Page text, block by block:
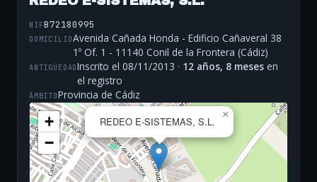
NIFB72180995
DOMICILIOAvenida Cañada Honda - Edificio Cañaveral 38
1º Of. 1 - 11140 Conil de la Frontera (Cádiz)
ANTIGÜEDADInscrito el 08/11/2013 · 12 años, 8 meses en
el registro
ÁMBITOProvincia de Cádiz
REDEO E-SISTEMAS, S.L.
×
+
−